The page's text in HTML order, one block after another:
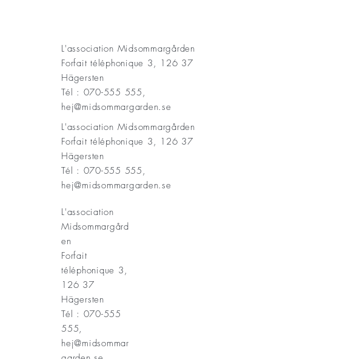
L'association Midsommargården
Forfait téléphonique 3, 126 37
Hägersten
Tél : 070-555 555,
hej@midsommargarden.se
L'association Midsommargården
Forfait téléphonique 3, 126 37
Hägersten
Tél : 070-555 555,
hej@midsommargarden.se
L'association
Midsommargård
en
Forfait
téléphonique 3,
126 37
Hägersten
Tél : 070-555
555,
hej@midsommar